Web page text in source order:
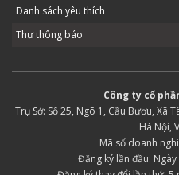
Danh sách yêu thích
Thư thông báo
Công ty cổ
Trụ Sở: Số 25, Ngõ 1, Cầu Bươu, Xã
Hà Nội,
Mã số doanh
Đăng ký lần đầu: